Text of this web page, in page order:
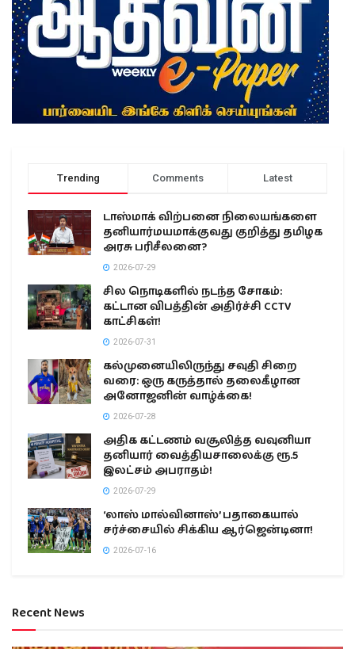
Trending Comments Latest
டாஸ்மாக் விற்பனை நிலையங்களை
தனியார்மயமாக்குவது குறித்து தமிழக
அரசு பரிசீலனை?
2026-07-29
சில நொடிகளில் நடந்த சோகம்:
கட்டான விபத்தின் அதிர்ச்சி CCTV
காட்சிகள்!
2026-07-31
கல்முனையிலிருந்து சவுதி சிறை
வரை: ஒரு கருத்தால் தலைகீழான
அனோஜனின் வாழ்க்கை!
2026-07-28
அதிக கட்டணம் வசூலித்த வவுனியா
தனியார் வைத்தியசாலைக்கு ரூ.5
இலட்சம் அபராதம்!
2026-07-29
‘லாஸ் மால்வினாஸ்’ பதாகையால்
சர்ச்சையில் சிக்கிய ஆர்ஜென்டினா!
2026-07-16
Recent News